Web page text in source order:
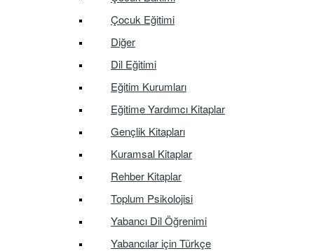
Çocuk Eğitimi
Diğer
Dil Eğitimi
Eğitim Kurumları
Eğitime Yardımcı Kitaplar
Gençlik Kitapları
Kuramsal Kitaplar
Rehber Kitaplar
Toplum Psikolojisi
Yabancı Dil Öğrenimi
Yabancılar için Türkçe